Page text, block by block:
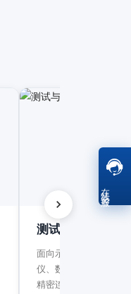
测试与测量设备
面向示波器、信号发
仪、数据采集卡等电
精密连接需求，提供
在线客服